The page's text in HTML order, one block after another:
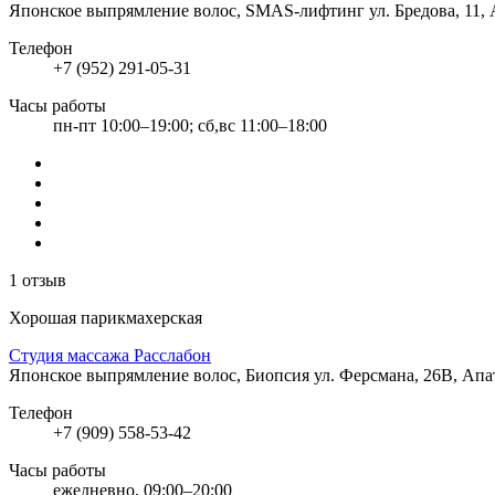
Японское выпрямление волос, SMAS-лифтинг ул. Бредова, 11,
Телефон
+7 (952) 291-05-31
Часы работы
пн-пт 10:00–19:00; сб,вс 11:00–18:00
1 отзыв
Хорошая парикмахерская
Студия массажа Расслабон
Японское выпрямление волос, Биопсия ул. Ферсмана, 26В,
Телефон
+7 (909) 558-53-42
Часы работы
ежедневно, 09:00–20:00